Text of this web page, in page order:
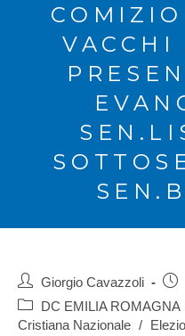
COMIZIO
VACCHI
Giorgio Cavazzoli
DC EMILIA ROMAGNA
Cristiana Nazionale /